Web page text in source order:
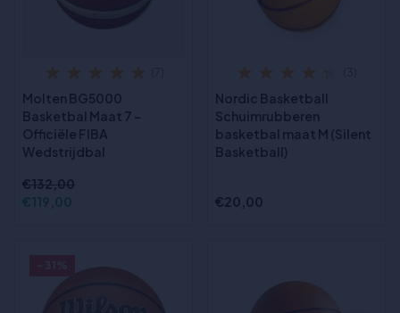
Molten BG5000
Basketbal Maat 7 -
Officiële FIBA
Wedstrijdbal
€132,00
€119,00
Nordic Basketball
Schuimrubberen
basketbal maat M (Silent
Basketball)
€20,00